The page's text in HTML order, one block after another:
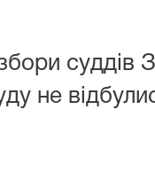
суддів
не